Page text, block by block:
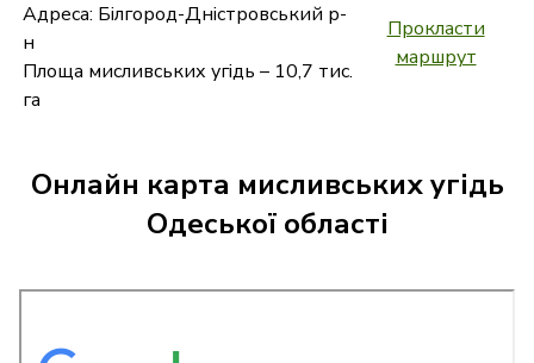
Адреса: Білгород-Дністровський р-
н
Площа мисливських угідь – 10,7 тис.
га
Прокласти
маршрут
Онлайн карта мисливських угідь
Одеської області